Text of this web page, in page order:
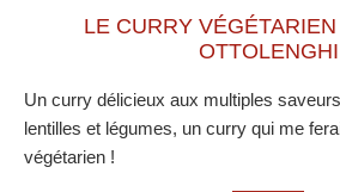
LE CURRY
OTTOLENGHI
Un curry délicieux aux multiples
lentilles et légumes, un curry qui me
végétarien !